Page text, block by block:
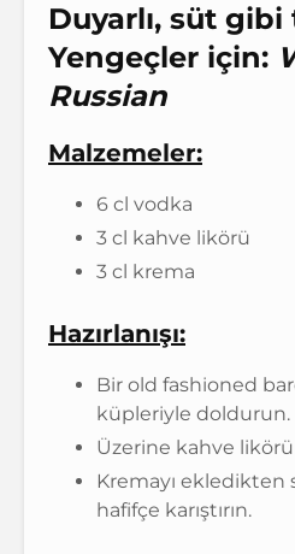
Duyarlı, süt
Yengeçler için:
Russian
Malzemeler:
6 cl vodka
3 cl kahve likörü
3 cl krema
Hazırlanışı:
Bir old fashioned
küpleriyle doldurun.
Üzerine kahve
Kremayı ekledikten
hafifçe karıştırın.